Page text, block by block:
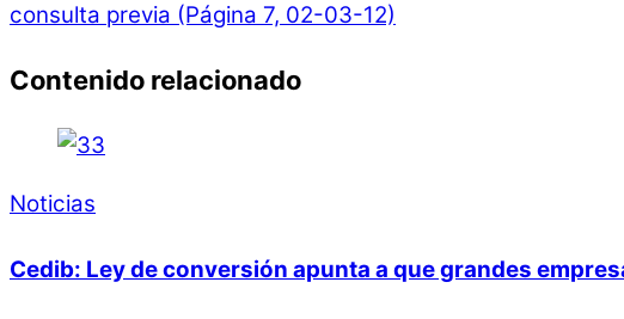
consulta previa (Página 7, 02-03-12)
Contenido relacionado
Noticias
Cedib: Ley de conversión apunta a que grandes